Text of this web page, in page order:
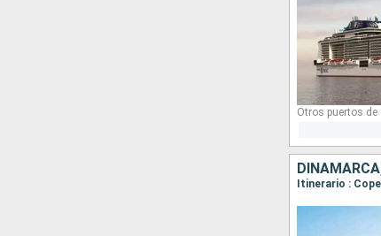
Otros puertos de
Itinerario :